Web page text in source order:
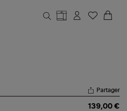
Partager
139,00 €